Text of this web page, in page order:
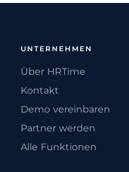
UNTERNEHMEN
Über HRTime
Kontakt
Demo vereinbaren
Partner werden
Alle Funktionen